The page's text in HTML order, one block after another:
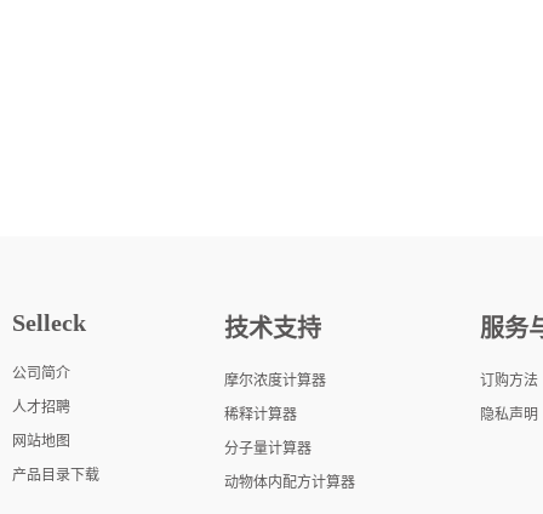
Selleck
公司简介
人才招聘
网站地图
产品目录下载
技术支持
摩尔浓度计算器
稀释计算器
分子量计算器
动物体内配方计算器
服务
订购方法
隐私声明